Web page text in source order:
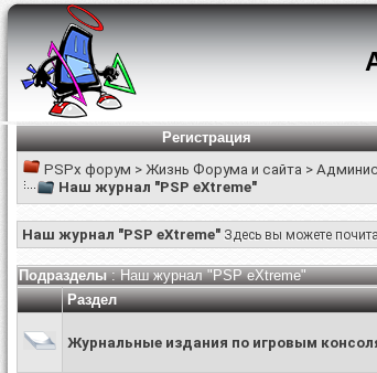
Регистрация
PSPx форум > Жизнь Форума и сайта >
Наш журнал "PSP eXtreme"
Наш журнал "PSP eXtreme" Здесь вы можете
Подразделы: Наш журнал "PSP eXtreme"
Раздел
Журнальные издания по игровым